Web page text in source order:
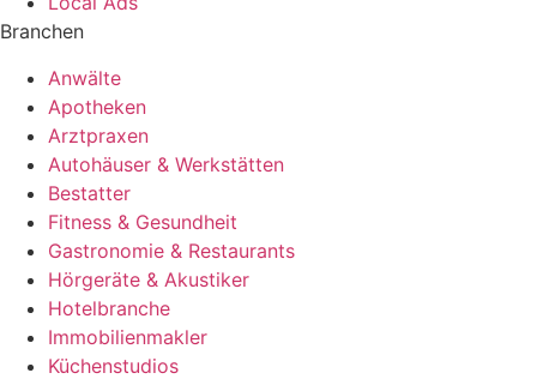
Branchen
Anwälte
Apotheken
Arztpraxen
Autohäuser & Werkstätten
Bestatter
Fitness & Gesundheit
Gastronomie & Restaurants
Hörgeräte & Akustiker
Hotelbranche
Immobilienmakler
Küchenstudios